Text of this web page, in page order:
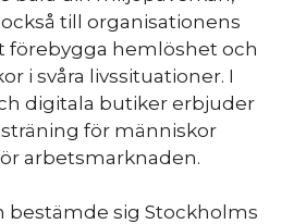
till organisationens
förebygga hemlöshet och
i svåra livssituationer. I
digitala butiker erbjuder
för människor
arbetsmarknaden.
bestämde sig Stockholms